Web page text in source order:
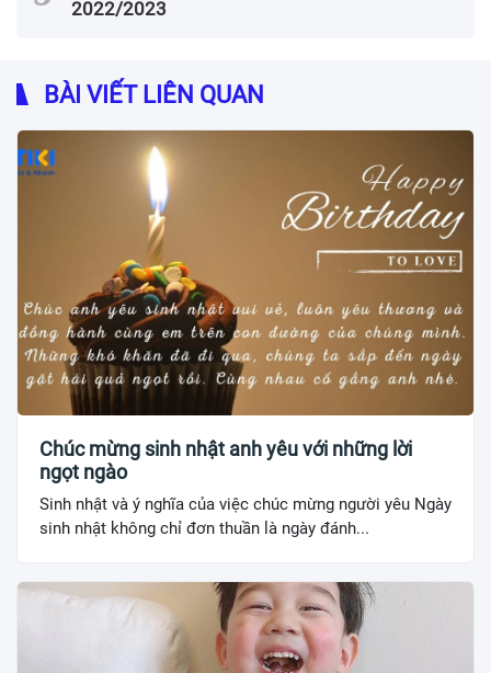
2022/2023
BÀI VIẾT LIÊN QUAN
Chúc mừng sinh nhật anh yêu với những lời
ngọt ngào
Sinh nhật và ý nghĩa của việc chúc mừng người yêu Ngày
sinh nhật không chỉ đơn thuần là ngày đánh...